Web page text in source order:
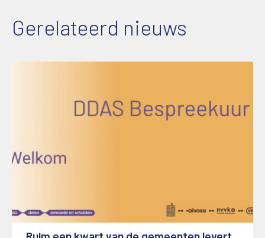
Gerelateerd nieuws